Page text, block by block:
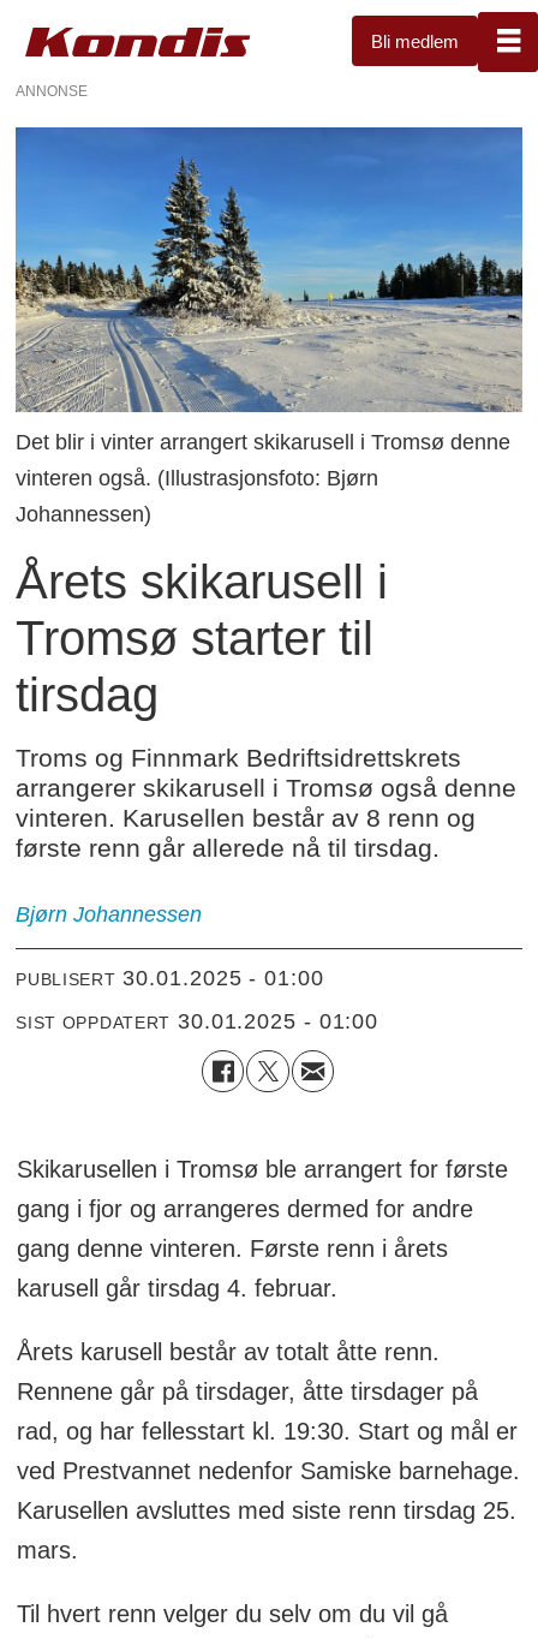
Bli medlem
ANNONSE
Det blir i vinter arrangert skikarusell i Tromsø denne
vinteren også. (Illustrasjonsfoto: Bjørn
Johannessen)
Årets skikarusell i
Tromsø starter til
tirsdag
Troms og Finnmark Bedriftsidrettskrets
arrangerer skikarusell i Tromsø også denne
vinteren. Karusellen består av 8 renn og
første renn går allerede nå til tirsdag.
Bjørn Johannessen
PUBLISERT 30.01.2025 - 01:00
SIST OPPDATERT 30.01.2025 - 01:00
Skikarusellen i Tromsø ble arrangert for første
gang i fjor og arrangeres dermed for andre
gang denne vinteren. Første renn i årets
karusell går tirsdag 4. februar.
Årets karusell består av totalt åtte renn.
Rennene går på tirsdager, åtte tirsdager på
rad, og har fellesstart kl. 19:30. Start og mål er
ved Prestvannet nedenfor Samiske barnehage.
Karusellen avsluttes med siste renn tirsdag 25.
mars.
Til hvert renn velger du selv om du vil gå